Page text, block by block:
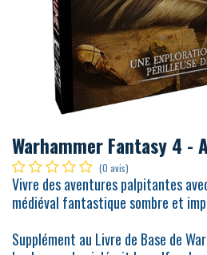
Warhammer Fantasy 4 -
(0 avis)
Vivre des aventures palpitantes
médiéval fantastique sombre et
Supplément au Livre de Base de